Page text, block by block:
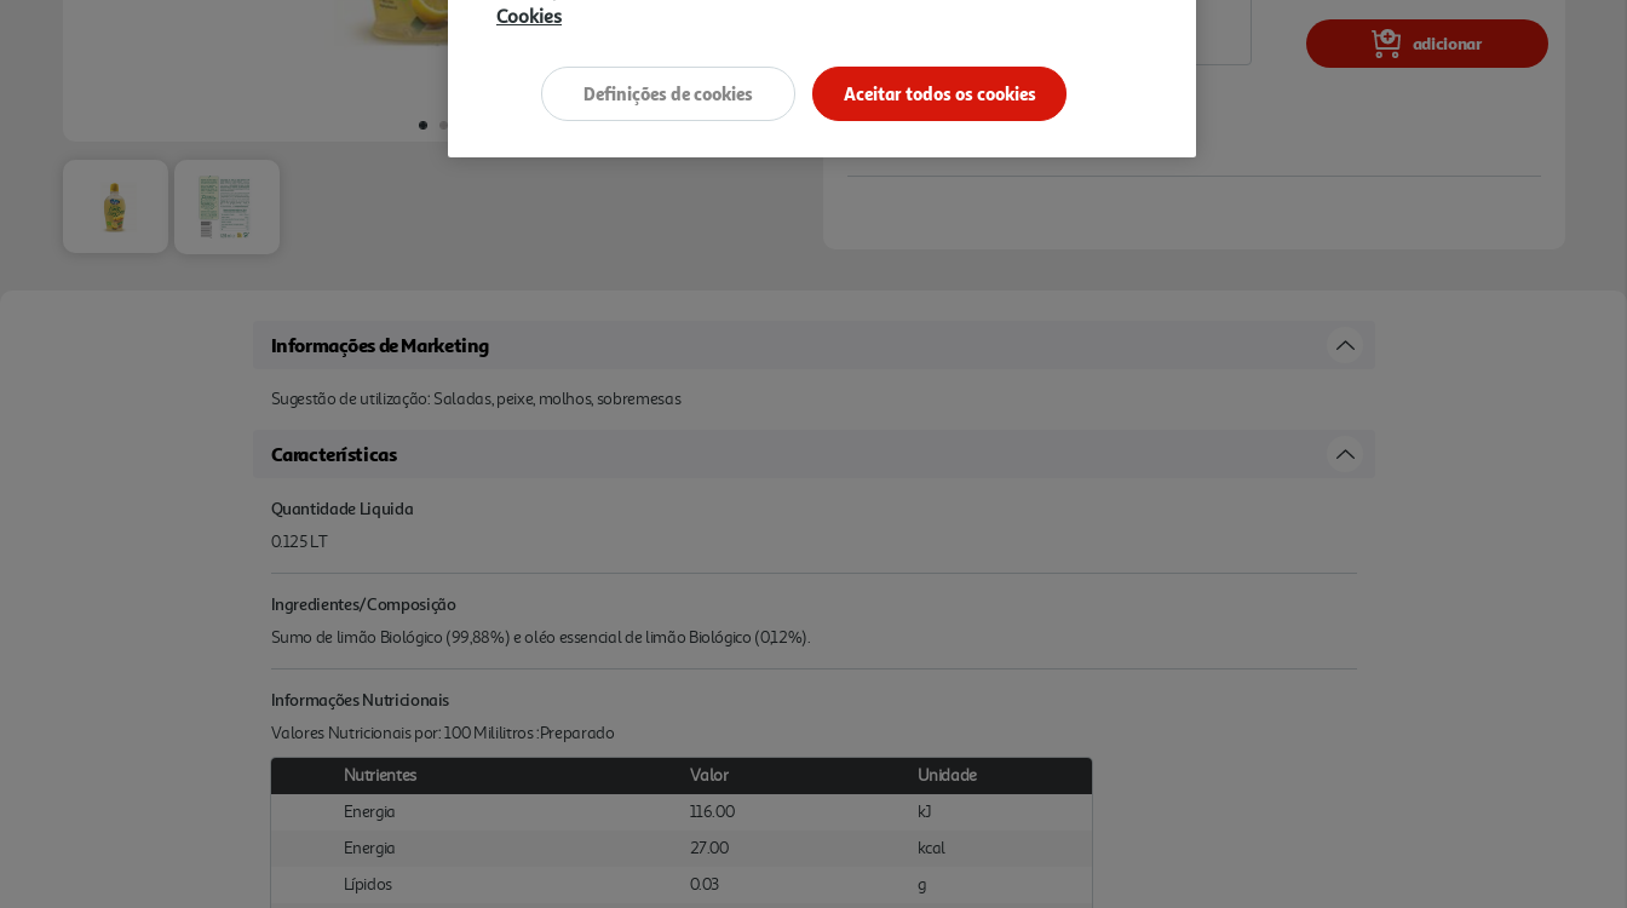
adicionar
Informações de Marketing
Sugestão de utilização: Saladas, peixe, molhos, sobremesas
Características
Quantidade Liquida
0.125 LT
Ingredientes/Composição
Sumo de limão Biológico (99,88%) e oléo essencial de limão Biológico (0,12%).
Informações Nutricionais
Valores Nutricionais por: 100 Mililitros :Preparado
Nutrientes Valor
Unidade
Energia
116.00
kJ
Energia
27.00
kcal
Lípidos
0.03
g
Cookies
Aceitar todos os cookies
Definições de cookies